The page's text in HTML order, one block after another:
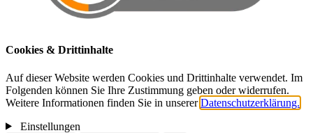
Cookies & Drittinhalte
Auf dieser Website werden Cookies und Drittinhalte verwendet. Im
Folgenden können Sie Ihre Zustimmung geben oder widerrufen.
Weitere Informationen finden Sie in unsererDatenschutzerklärung.
Einstellungen